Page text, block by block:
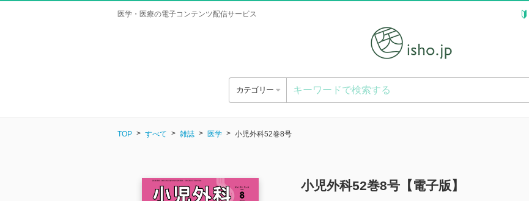
医学・医療の電子コンテンツ配信サービス
カテゴリー
TOP すべて 雑誌 医学 小児外科52巻8号
小児外科52巻8号【電子版】